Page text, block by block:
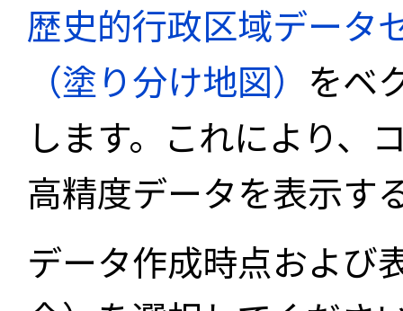
歴史的行政区域データ
（塗り分け地図） をベ
します。これにより、
高精度データを表示す
データ作成時点および